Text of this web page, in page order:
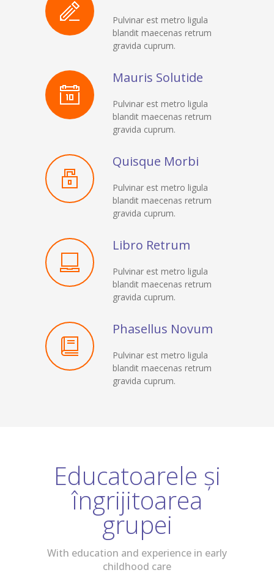
Pulvinar est metro ligula
blandit maecenas retrum
gravida cuprum.
Mauris Solutide
Pulvinar est metro ligula
blandit maecenas retrum
gravida cuprum.
Quisque Morbi
Pulvinar est metro ligula
blandit maecenas retrum
gravida cuprum.
Libro Retrum
Pulvinar est metro ligula
blandit maecenas retrum
gravida cuprum.
Phasellus Novum
Pulvinar est metro ligula
blandit maecenas retrum
gravida cuprum.
Educatoarele și
îngrijitoarea
grupei
With education and experience in early
childhood care